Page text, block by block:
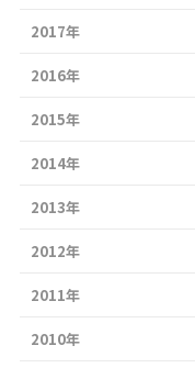
2017年
2016年
2015年
2014年
2013年
2012年
2011年
2010年